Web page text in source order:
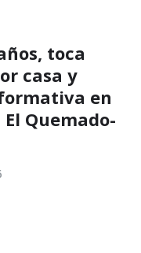
toca
casa y
en
Quemado-